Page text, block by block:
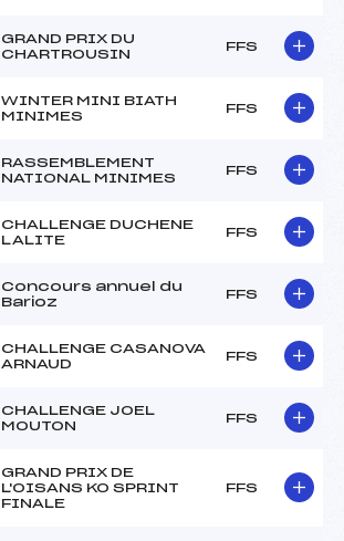
GRAND PRIX DU
CHARTROUSIN
FFS
WINTER MINI BIATH
MINIMES
FFS
RASSEMBLEMENT
NATIONAL MINIMES
FFS
CHALLENGE DUCHENE
LALITE
FFS
Concours annuel du
Barioz
FFS
CHALLENGE CASANOVA
ARNAUD
FFS
CHALLENGE JOEL
MOUTON
FFS
GRAND PRIX DE
L'OISANS KO SPRINT
FINALE
FFS